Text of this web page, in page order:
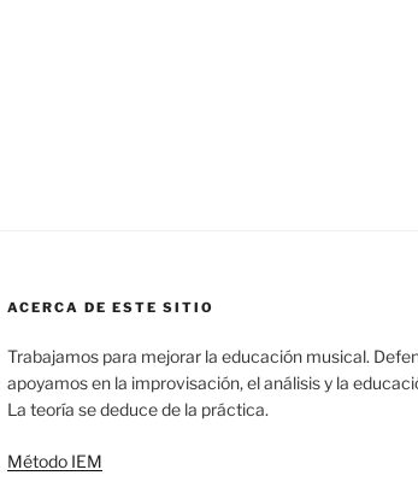
ACERCA DE ESTE SITIO
Trabajamos para mejorar la educación musical.
apoyamos en la improvisación, el análisis y la
La teoría se deduce de la práctica.
Método IEM